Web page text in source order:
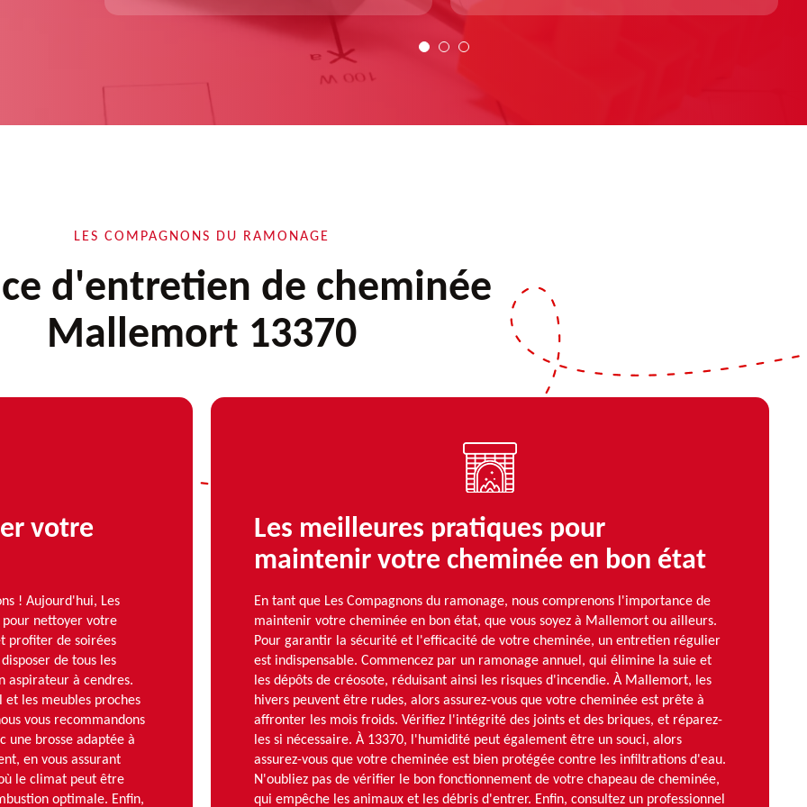
LES COMPAGNONS DU RAMONAGE
d'entretien de cheminée
Mallemort 13370
votre
! Aujourd'hui, Les
pour nettoyer votre
profiter de soirées
de tous les
aspirateur à cendres.
et les meubles proches
vous recommandons
une brosse adaptée à
en vous assurant
le climat peut être
optimale. Enfin,
Les meilleures pratiques pour
maintenir votre cheminée en bon état
En tant que Les Compagnons du ramonage, nous comprenons l'importance de
maintenir votre cheminée en bon état, que vous soyez à Mallemort ou ailleurs.
Pour garantir la sécurité et l'efficacité de votre cheminée, un entretien régulier
est indispensable. Commencez par un ramonage annuel, qui élimine la suie et
les dépôts de créosote, réduisant ainsi les risques d'incendie. À Mallemort, les
hivers peuvent être rudes, alors assurez-vous que votre cheminée est prête à
affronter les mois froids. Vérifiez l'intégrité des joints et des briques, et réparez-
les si nécessaire. À 13370, l'humidité peut également être un souci, alors
assurez-vous que votre cheminée est bien protégée contre les infiltrations d'eau.
N'oubliez pas de vérifier le bon fonctionnement de votre chapeau de cheminée,
qui empêche les animaux et les débris d'entrer. Enfin, consultez un professionnel